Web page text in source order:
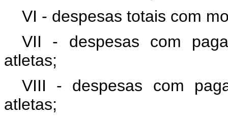
VI - despesas totais com
VII - despesas com
atletas;
VIII - despesas com
atletas;